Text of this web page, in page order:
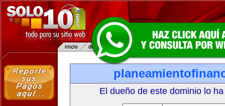
El dueño de este dominio lo